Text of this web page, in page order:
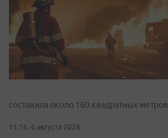
составила около 160 квадратных метров
11:16, 6 августа 2026